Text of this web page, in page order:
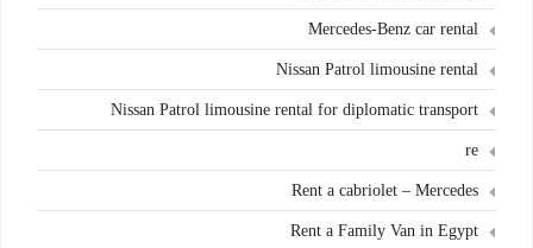
Mercedes-Benz car rental
Nissan Patrol limousine rental
Nissan Patrol limousine rental for diplomatic transport
re
Rent a cabriolet – Mercedes
Rent a Family Van in Egypt